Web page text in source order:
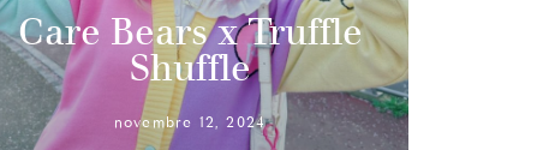
Care Bears x Truffle
Shuffle
novembre 12, 2024